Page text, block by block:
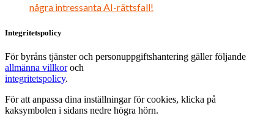
några intressanta AI-rättsfall!
Integritetspolicy
För byråns tjänster och personuppgiftshantering gäller följande
allmänna villkoroch
integritetspolicy.
För att anpassa dina inställningar för cookies, klicka på
kaksymbolen i sidans nedre högra hörn.